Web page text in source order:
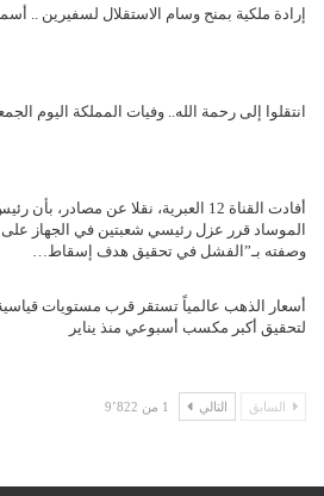
إرادة ملكية بمنح وسام الاستقلال لسفيرين ..
انتقلوا إلى رحمة الله.. وفيات المملكة اليوم الجمعة 7/8/
أفادت القناة 12 العبرية، نقلا عن مصادر، بأن
الموساد قرر عزل رئيسي شعبتين في الجهاز على
وصفته بـ”الفشل في تحقيق هدف إسقاط…
أسعار الذهب عالمياً تستقر قرب مستويات
لتحقيق أكبر مكسب أسبوعي منذ يناير
السابق التالي 1 من 9٬822